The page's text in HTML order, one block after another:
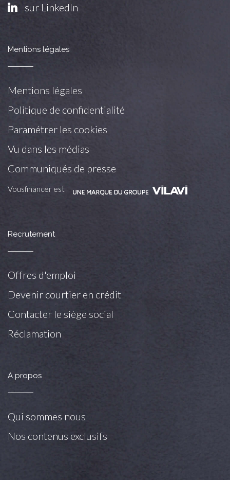
sur LinkedIn
Mentions légales
Mentions légales
Politique de confidentialité
Paramétrer les cookies
Vu dans les médias
Communiqués de presse
Vousfinancer est
Recrutement
Offres d'emploi
Devenir courtier en crédit
Contacter le siège social
Réclamation
A propos
Qui sommes nous
Nos contenus exclusifs